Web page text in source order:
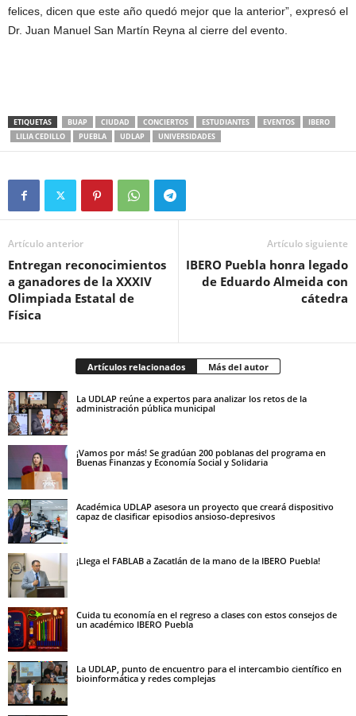
felices, dicen que este año quedó mejor que la anterior”, expresó el
Dr. Juan Manuel San Martín Reyna al cierre del evento.
ETIQUETAS BUAP CIUDAD CONCIERTOS ESTUDIANTES EVENTOS
IBERO
LILIA CEDILLO
PUEBLA UDLAP UNIVERSIDADES
Artículo anterior
Entregan reconocimientos
a ganadores de la XXXIV
Olimpiada Estatal de
Física
Artículo siguiente
IBERO Puebla honra legado
de Eduardo Almeida con
cátedra
Artículos relacionados Más del autor
La UDLAP reúne a expertos para analizar los retos de la
administración pública municipal
¡Vamos por más! Se gradúan 200 poblanas del programa en
Buenas Finanzas y Economía Social y Solidaria
Académica UDLAP asesora un proyecto que creará dispositivo
capaz de clasificar episodios ansioso-depresivos
¡Llega el FABLAB a Zacatlán de la mano de la IBERO Puebla!
Cuida tu economía en el regreso a clases con estos consejos de
un académico IBERO Puebla
La UDLAP, punto de encuentro para el intercambio científico en
bioinformática y redes complejas